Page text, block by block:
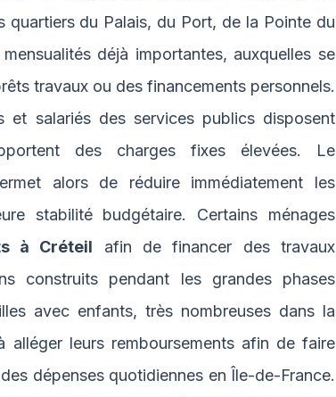
quartiers du Palais, du Port, de la Pointe du
déjà importantes, auxquelles se
travaux ou des financements personnels.
et salariés des services publics disposent
des charges fixes élevées. Le
alors de réduire immédiatement les
stabilité budgétaire. Certains ménages
à Créteil afin de financer des travaux
construits pendant les grandes phases
avec enfants, très nombreuses dans la
alléger leurs remboursements afin de faire
dépenses quotidiennes en Île-de-France.